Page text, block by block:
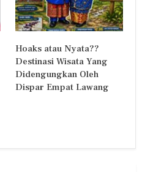
Hoaks atau Nyata??
Destinasi Wisata Yang
Didengungkan Oleh
Dispar Empat Lawang